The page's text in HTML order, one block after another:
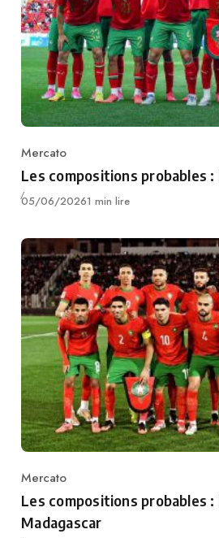
Category
Mercato
Les compositions probables :
Publié
05/06/20261 min lire
Category
Mercato
Les compositions probables :
Madagascar